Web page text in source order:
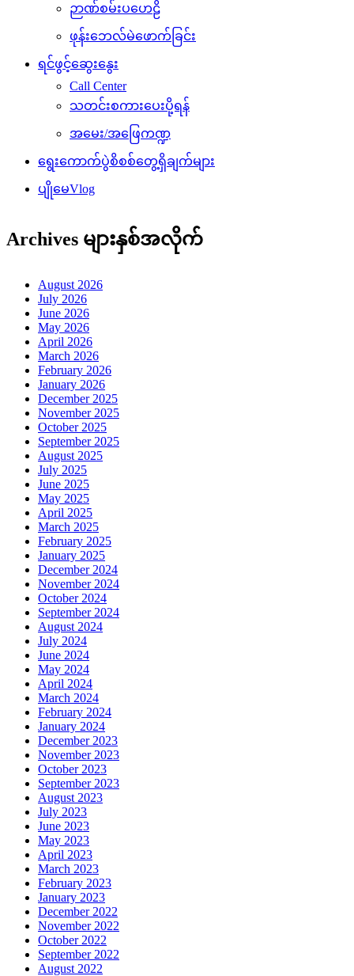
ဉာဏ်စမ်းပဟေဠိ
ဖုန်းဘေလ်မဲဖောက်ခြင်း
ရင်ဖွင့်ဆွေးနွေး
Call Center
သတင်းစကားပေးပို့ရန်
အမေး/အဖြေကဏ္ဍ
ရွေးကောက်ပွဲစိစစ်တွေ့ရှိချက်များ
ပျိုမေVlog
Archives များနှစ်အလိုက်
August 2026
July 2026
June 2026
May 2026
April 2026
March 2026
February 2026
January 2026
December 2025
November 2025
October 2025
September 2025
August 2025
July 2025
June 2025
May 2025
April 2025
March 2025
February 2025
January 2025
December 2024
November 2024
October 2024
September 2024
August 2024
July 2024
June 2024
May 2024
April 2024
March 2024
February 2024
January 2024
December 2023
November 2023
October 2023
September 2023
August 2023
July 2023
June 2023
May 2023
April 2023
March 2023
February 2023
January 2023
December 2022
November 2022
October 2022
September 2022
August 2022